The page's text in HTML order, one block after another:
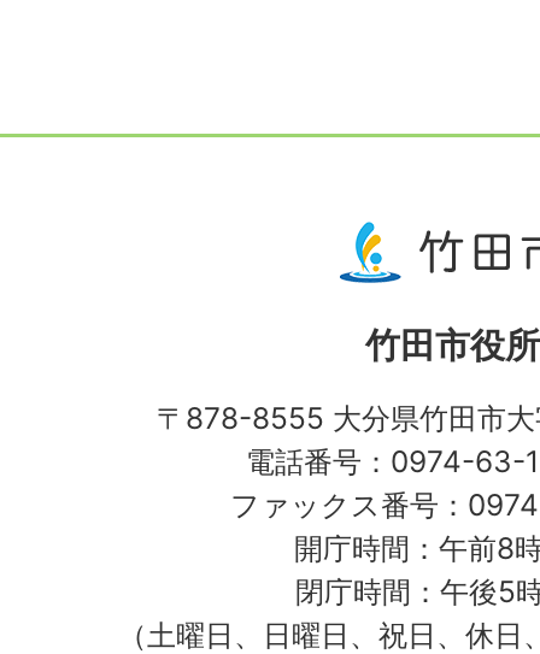
竹田市役所
〒878-8555 大分県竹田市
電話番号：0974-63-
ファックス番号：
開庁時間：午前8
閉庁時間：午後5
（土曜日、日曜日、祝日、休